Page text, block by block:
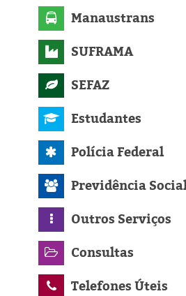
Manaustrans
SUFRAMA
SEFAZ
Estudantes
Polícia Federal
Previdência
Outros Serviços
Consultas
Telefones Úteis